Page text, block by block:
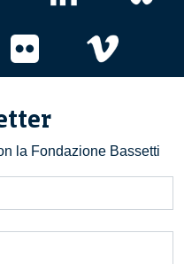
la Fondazione Bassetti